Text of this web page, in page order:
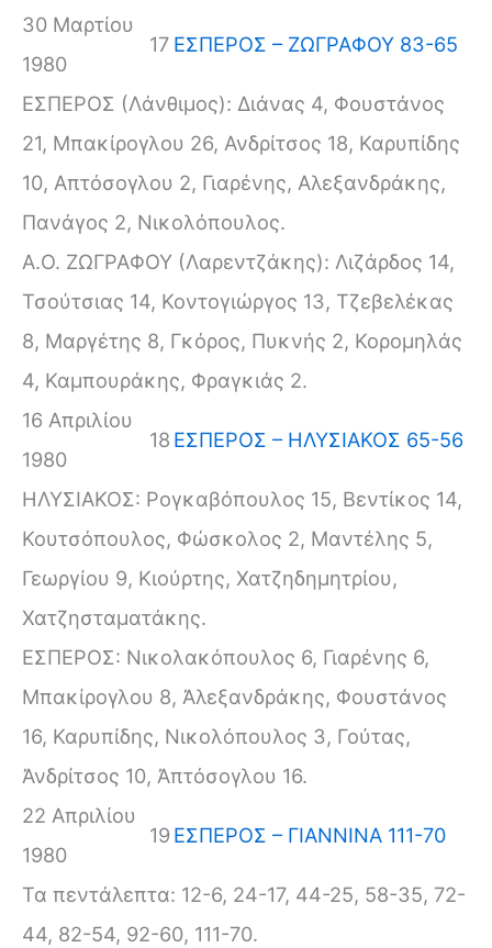
30 Μαρτίου
1980
17 ΕΣΠΕΡΟΣ – ΖΩΓΡΑΦΟΥ 83-65
ΕΣΠΕΡΟΣ (Λάνθιμος): Διάνας 4, Φουστάνος
21, Μπακίρογλου 26, Ανδρίτσος 18, Καρυπίδης
10, Απτόσογλου 2, Γιαρένης, Αλεξανδράκης,
Πανάγος 2, Νικολόπουλος.
Α.Ο. ΖΩΓΡΑΦΟΥ (Λαρεντζάκης): Λιζάρδος 14,
Τσούτσιας 14, Κοντογιώργος 13, Τζεβελέκας
8, Μαργέτης 8, Γκόρος, Πυκνής 2, Κορομηλάς
4, Καμπουράκης, Φραγκιάς 2.
16 Απριλίου
1980
18 ΕΣΠΕΡΟΣ – ΗΛΥΣΙΑΚΟΣ 65-56
ΗΛΥΣΙΑΚΟΣ: Ρογκαβόπουλος 15, Βεντίκος 14,
Κουτσόπουλος, Φώσκολος 2, Μαντέλης 5,
Γεωργίου 9, Κιούρτης, Χατζηδημητρίου,
Χατζησταματάκης.
ΕΣΠΕΡΟΣ: Νικολακόπουλος 6, Γιαρένης 6,
Μπακίρογλου 8, Ἀλεξανδράκης, Φουστάνος
16, Καρυπίδης, Νικολόπουλος 3, Γούτας,
Ἀνδρίτσος 10, Ἀπτόσογλου 16.
22 Απριλίου
1980
19 ΕΣΠΕΡΟΣ – ΓΙΑΝΝΙΝΑ 111-70
Τα πεντάλεπτα: 12-6, 24-17, 44-25, 58-35, 72-
44, 82-54, 92-60, 111-70.